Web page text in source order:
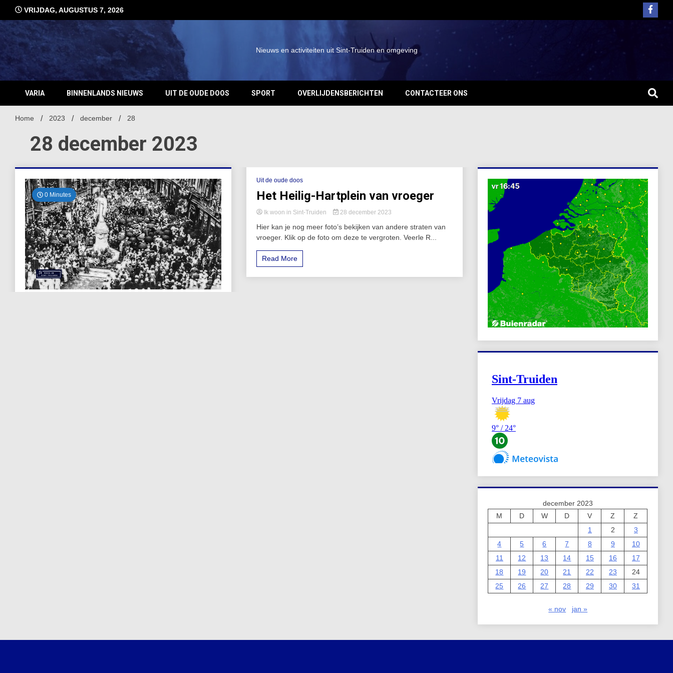
inhoud
VRIJDAG, AUGUSTUS 7, 2026
Nieuws en activiteiten uit Sint-Truiden en omgeving
VARIA BINNENLANDS NIEUWS UIT DE OUDE DOOS SPORT OVERLIJDENSBERICHTEN CONTACTEER ONS
Home 2023 december 28
28 december 2023
0 Minutes
Uit de oude doos
Het Heilig-Hartplein van vroeger
Ik woon in Sint-Truiden 28 december 2023
Hier kan je nog meer foto’s bekijken van andere straten van
vroeger. Klik op de foto om deze te vergroten. Veerle R...
Read More
december 2023
M
D W D V Z
Z
1
2
3
4
5 6 7 8 9
10
11
12 13 14 15 16
17
18
19 20 21 22 23
24
25
26 27 28 29 30 31
« nov jan »